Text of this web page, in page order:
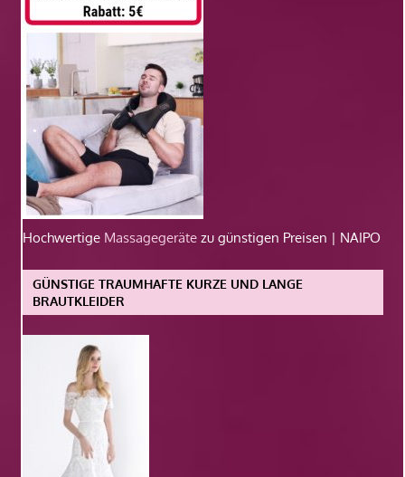
Hochwertige Massagegeräte zu günstigen Preisen | NAIPO
GÜNSTIGE TRAUMHAFTE KURZE UND LANGE
BRAUTKLEIDER